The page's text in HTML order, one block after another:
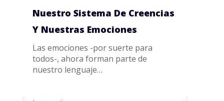
Solución Creativa De
Problemas
¿Qué es para ti la creatividad?, ¿qué
tan creativo crees que eres?,…